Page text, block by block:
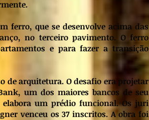
ferro, que se desenvolve acima das
no terceiro pavimento. O ferro
e para fazer a transição
de arquitetura. O desafio era projetar
um dos maiores bancos de seu
um prédio funcional. Os juri
venceu os 37 inscritos. A obra foi